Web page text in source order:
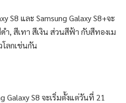
S8 และ Samsung Galaxy S8+จะ
, สีเทา สีเงิน ส่วนสีฟ้า กับสีทองเม
โลกเช่นกัน
Galaxy S8 จะเริ่มตั้งแต่วันที่ 21